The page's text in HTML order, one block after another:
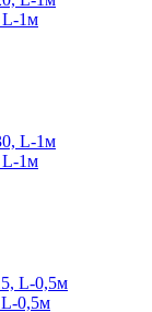
L-1м
L-1м
L-0,5м